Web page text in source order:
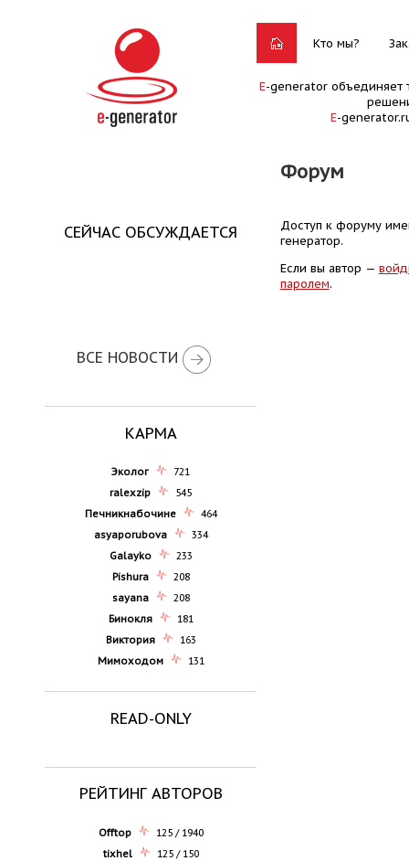
Кто мы?
E-generator объединяет
E-
Форум
СЕЙЧАС ОБСУЖДАЕТСЯ
ВСЕ НОВОСТИ
КАРМА
Эколог
721
ralexzip
545
Печникнабочине
464
asyaporubova
334
Galayko
233
Pishura
208
sayana
208
Бинокля
181
Виктория
163
Мимоходом
131
READ-ONLY
РЕЙТИНГ АВТОРОВ
Offtop
125 / 1940
tixhel
125 / 150
Доступ к форуму
генератор.
Если вы автор —
паролем.